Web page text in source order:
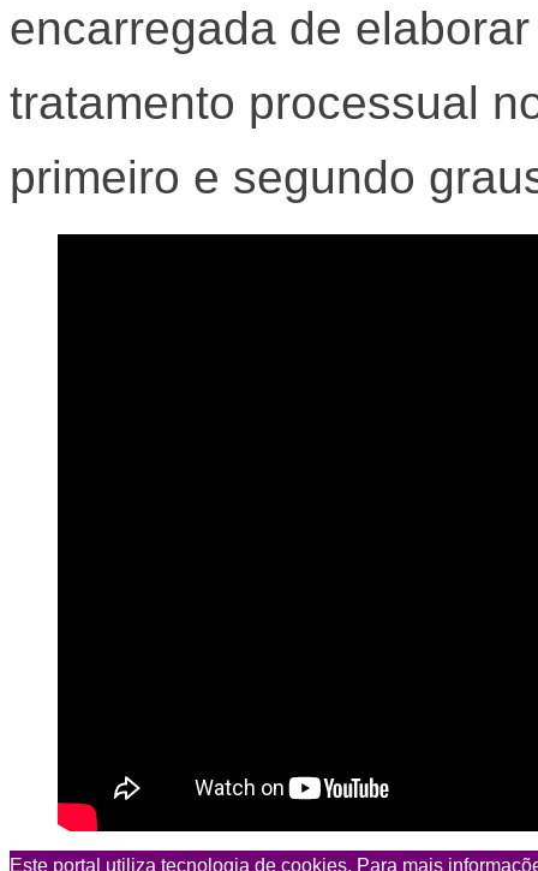
encarregada de
tratamento processual
primeiro e segundo
Este portal utiliza tecnologia de cookies. Para mais